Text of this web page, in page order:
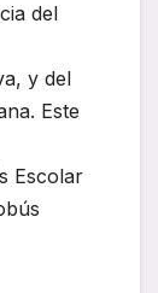
del
y del
Este
Escolar